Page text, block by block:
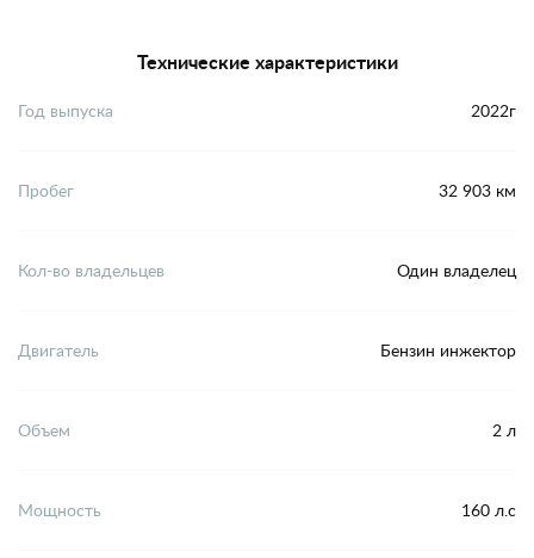
Технические характеристики
Год выпуска 2022г
Пробег 32 903 км
Кол-во владельцев Один владелец
Двигатель Бензин инжектор
Объем 2 л
Мощность 160 л.с